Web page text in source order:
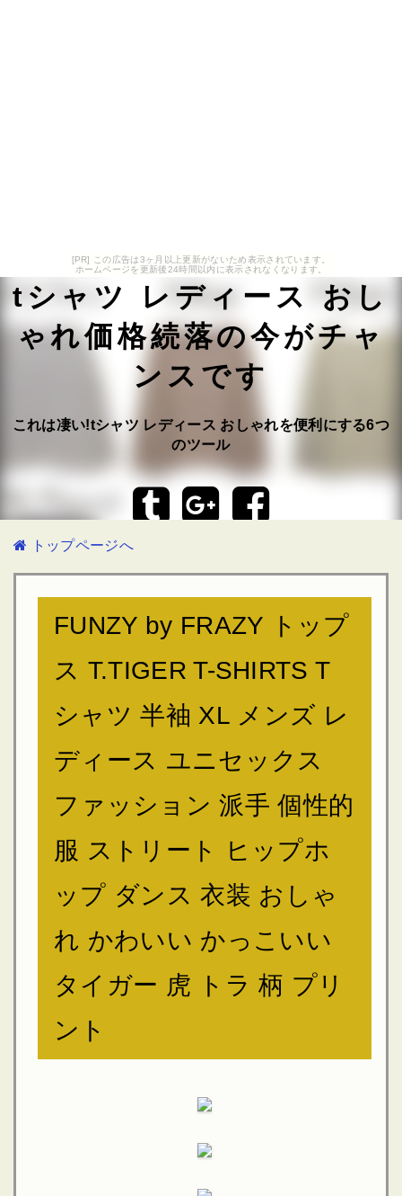
[PR] この広告は3ヶ月以上更新がないため表示されています。
ホームページを更新後24時間以内に表示されなくなります。
tシャツ レディース おし
ゃれ価格続落の今がチャ
ンスです
これは凄い!tシャツ レディース おしゃれを便利にする6つ
のツール
トップページへ
FUNZY by FRAZY トップ
ス T.TIGER T-SHIRTS T
シャツ 半袖 XL メンズ レ
ディース ユニセックス
ファッション 派手 個性的
服 ストリート ヒップホ
ップ ダンス 衣装 おしゃ
れ かわいい かっこいい
タイガー 虎 トラ 柄 プリ
ント